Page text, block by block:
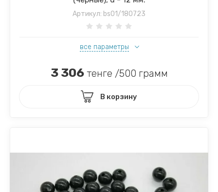
Артикул: bs01/180723
все параметры
3 306тенге /500 грамм
В корзину